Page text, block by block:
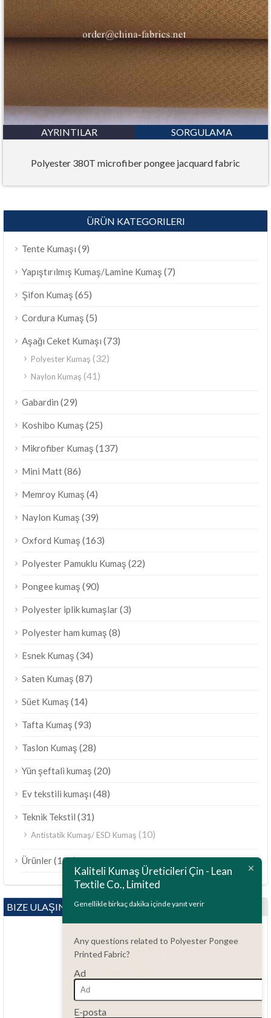
AYRINTILAR SORGULAMA
Polyester 380T microfiber pongee jacquard fabric
ÜRÜN KATEGORILERI
Tente Kumaşı (9)
Yapıştırılmış Kumaş/Lamine Kumaş (7)
Şifon Kumaş (65)
Cordura Kumaş (5)
Aşağı Ceket Kumaşı (73)
Polyester Kumaş (32)
Naylon Kumaş (41)
Gabardin (29)
Koshibo Kumaş (25)
Mikrofiber Kumaş (137)
Mini Matt(86)
Memroy Kumaş (4)
Naylon Kumaş (39)
Oxford Kumaş (163)
Polyester Pamuklu Kumaş (22)
Pongee kumaş (90)
Polyester iplik kumaşlar(3)
Polyester ham kumaş (8)
Esnek Kumaş (34)
Saten Kumaş (87)
Süet Kumaş (14)
Tafta Kumaş (93)
Taslon Kumaş (28)
Yün şeftali kumaş (20)
Ev tekstili kumaşı (48)
Teknik Tekstil (31)
Antistatik Kumaş/ ESD Kumaş (10)
Ürünler(189)
BIZE ULAŞIN
Kaliteli Kumaş Üreticileri Çin - Lean
Textile Co., Limited
Genellikle birkaç dakika içinde yanıt verir
Any questions related to Polyester Pongee
Printed Fabric?
Ad
E-posta
Español
Português do Brasil
Tiếng Việt
العربية
Bahasa Indonesia
Polski
Bahasa Melayu